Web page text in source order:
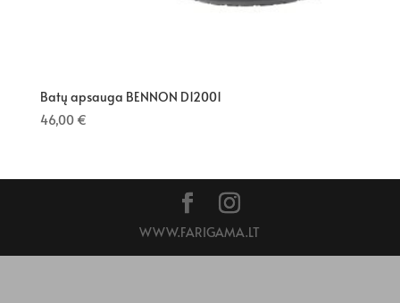
Batų apsauga BENNON D12001
46,00 €
WWW.FARIGAMA.LT